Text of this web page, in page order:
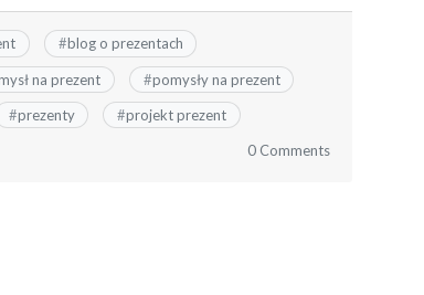
#blog o prezentach
na prezent #pomysły na prezent
#prezenty #projekt prezent
0 Comments